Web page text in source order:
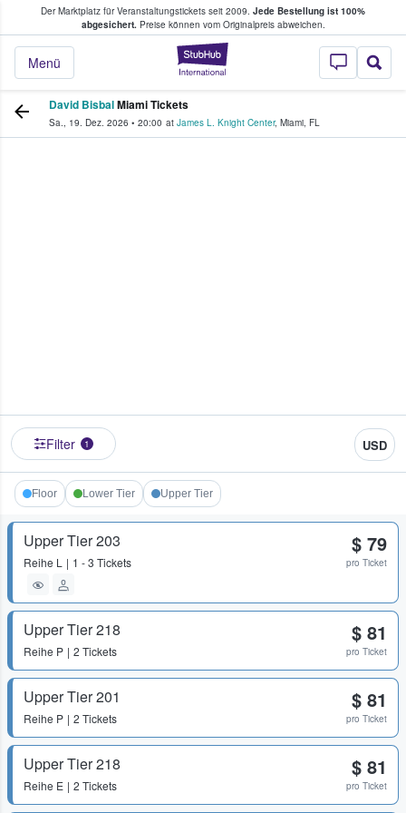
Der Marktplatz für Veranstaltungstickets seit 2009. Jede Bestellung ist 100%
abgesichert.Preise können vom Originalpreis abweichen.
StubHub - Wo
Menü
Tickets kaufen & verkaufen
David BisbalMiami Tickets
Sa., 19. Dez. 2026 • 20:00 at James L. Knight Center, Miami, FL
Filter 1 USD
Floor Lower Tier Upper Tier
Upper Tier 203
Reihe L 1 - 3 Tickets
$ 79
pro Ticket
Upper Tier 218
Reihe P 2 Tickets
$ 81
pro Ticket
Upper Tier 201
Reihe P 2 Tickets
$ 81
pro Ticket
Upper Tier 218
Reihe E 2 Tickets
$ 81
pro Ticket